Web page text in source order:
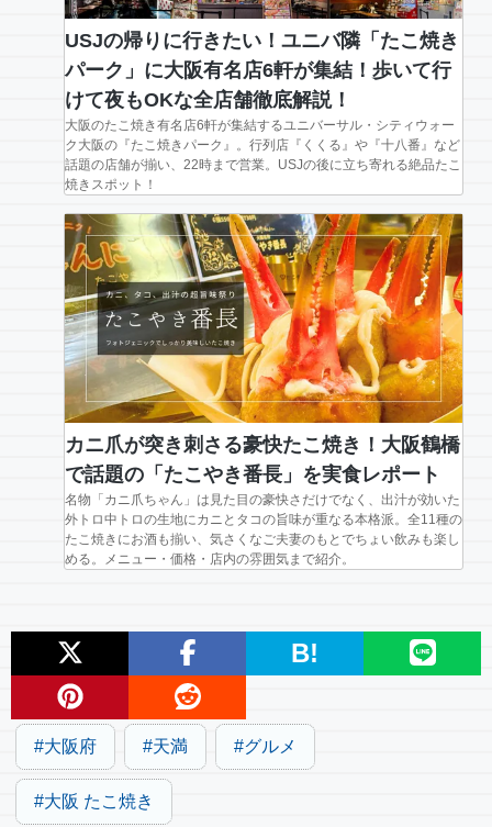
USJの帰りに行きたい！ユニバ隣「たこ焼き
パーク」に大阪有名店6軒が集結！歩いて行
けて夜もOKな全店舗徹底解説！
大阪のたこ焼き有名店6軒が集結するユニバーサル・シティウォー
ク大阪の『たこ焼きパーク』。行列店『くくる』や『十八番』など
話題の店舗が揃い、22時まで営業。USJの後に立ち寄れる絶品たこ
焼きスポット！
カニ爪が突き刺さる豪快たこ焼き！大阪鶴橋
で話題の「たこやき番長」を実食レポート
名物「カニ爪ちゃん」は見た目の豪快さだけでなく、出汁が効いた
外トロ中トロの生地にカニとタコの旨味が重なる本格派。全11種の
たこ焼きにお酒も揃い、気さくなご夫妻のもとでちょい飲みも楽し
める。メニュー・価格・店内の雰囲気まで紹介。
B!
大阪府 天満 グルメ
大阪 たこ焼き